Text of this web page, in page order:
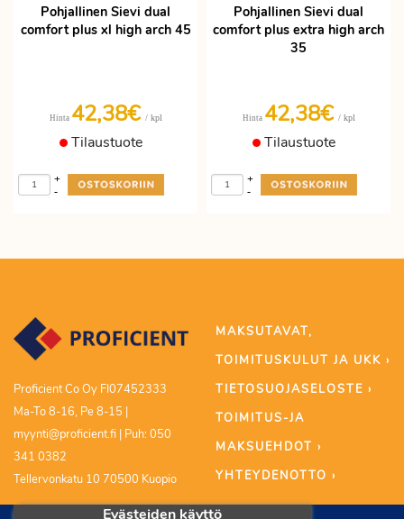
Pohjallinen Sievi dual
comfort plus xl high arch 45
Hinta 42,38€ / kpl
Tilaustuote
-
+
Pohjallinen Sievi dual
comfort plus extra high arch
35
Hinta 42,38€ / kpl
Tilaustuote
-
+
Proficient Co Oy FI07452333
Ma-To 8-16, Pe 8-15 |
myynti@proficient.fi | Puh: 050
341 0382
Tellervonkatu 10 70500 Kuopio
MAKSUTAVAT,
TOIMITUSKULUT JA UKK ›
TIETOSUOJASELOSTE ›
TOIMITUS-JA
MAKSUEHDOT ›
YHTEYDENOTTO ›
Evästeiden käyttö